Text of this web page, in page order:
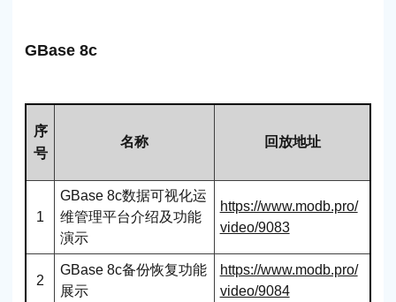
GBase 8c
序
号
名称 回放地址
1
GBase 8c数据可视化运
维管理平台介绍及功能
演示
https://www.modb.pro/
video/9083
2
GBase 8c备份恢复功能
展示
https://www.modb.pro/
video/9084